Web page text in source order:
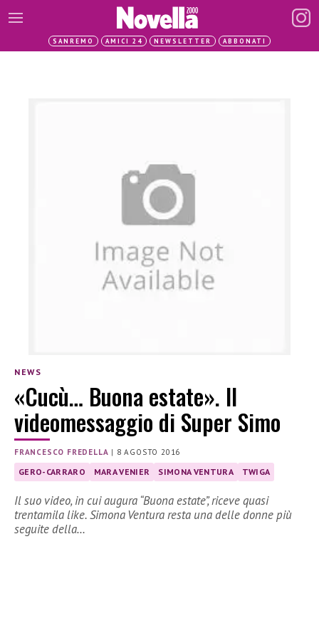
SANREMO AMICI 24 NEWSLETTER ABBONATI
NEWS
«Cucù… Buona estate». Il
videomessaggio di Super Simo
FRANCESCO FREDELLA | 8 AGOSTO 2016
GERO-CARRARO MARA VENIER SIMONA VENTURA TWIGA
Il suo video, in cui augura “Buona estate”, riceve quasi
trentamila like. Simona Ventura resta una delle donne più
seguite della…